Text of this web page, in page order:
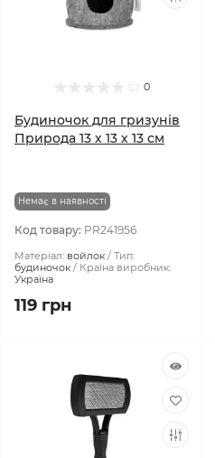
0
Будиночок для гризунів
Природа 13 х 13 х 13 см
Немає в наявності
Код товару: PR241956
Матеріал: войлок
Тип:
будиночок
Країна виробник:
Україна
119 грн